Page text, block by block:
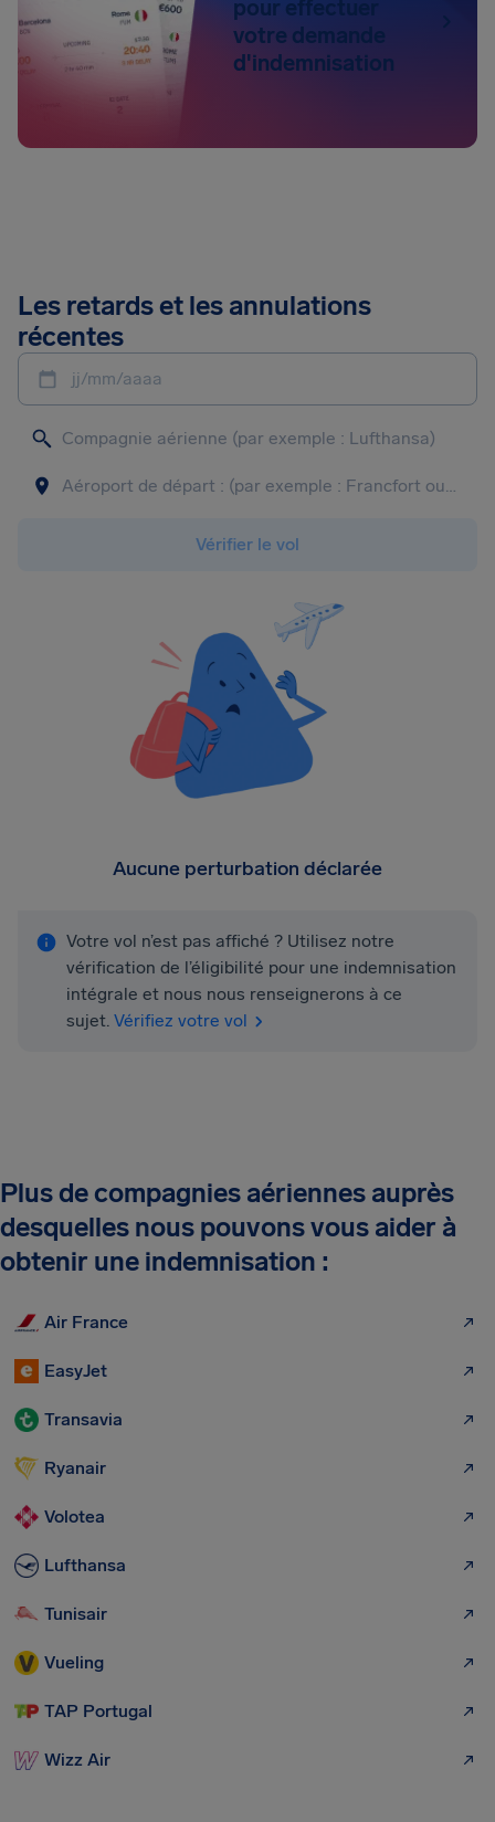
pour effectuer
votre demande
d'indemnisation
Les retards et les annulations
récentes
jj/mm/aaaa
Vérifier le vol
Aucune perturbation déclarée
Votre vol n’est pas affiché ? Utilisez notre
vérification de l’éligibilité pour une indemnisation
intégrale et nous nous renseignerons à ce
sujet. Vérifiez votre vol
Plus de compagnies aériennes auprès
desquelles nous pouvons vous aider à
obtenir une indemnisation :
Air France
EasyJet
Transavia
Ryanair
Volotea
Lufthansa
Tunisair
Vueling
TAP Portugal
Wizz Air